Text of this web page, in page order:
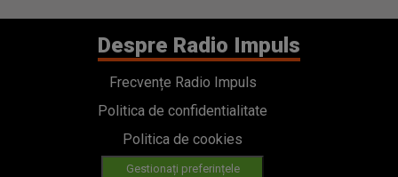
Despre Radio Impuls
Frecvențe Radio Impuls
Politica de confidentialitate
Politica de cookies
Gestionați preferințele